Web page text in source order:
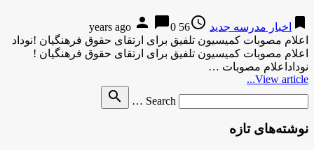
bookmark اخبار مدرسه جدید access_time
56 years ago
person chat_bubble0
اعلام مصوبات کمیسیون تلفیق برای ارتقای حقوق فرهنگیان !نوداد
اعلام مصوبات کمیسیون تلفیق برای ارتقای حقوق فرهنگیان !
نوداداعلام مصوبات …
View article...
Search …
search
نوشته‌های تازه